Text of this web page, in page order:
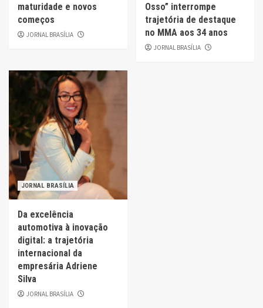
maturidade e novos
começos
JORNAL BRASÍLIA
Osso” interrompe
trajetória de destaque
no MMA aos 34 anos
JORNAL BRASÍLIA
JORNAL BRASÍLIA
Da excelência
automotiva à inovação
digital: a trajetória
internacional da
empresária Adriene
Silva
JORNAL BRASÍLIA